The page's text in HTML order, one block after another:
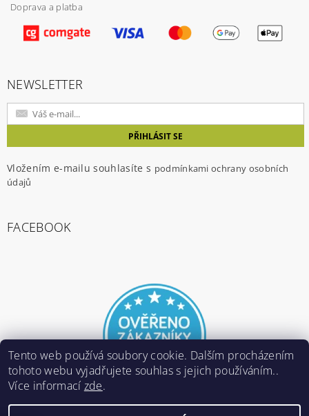
Vložením hodnocení souhlasíte spodmínkami
ochrany osobních údajů
Doprava a platba
NEWSLETTER
Vložením e-mailu souhlasíte s podmínkami ochrany osobních
údajů
FACEBOOK
Tento web používá soubory cookie. Dalším procházením
tohoto webu vyjadřujete souhlas s jejich používáním..
Více informací zde.